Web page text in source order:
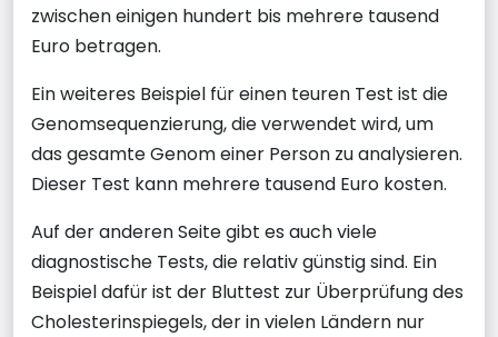
zwischen einigen hundert bis mehrere tausend
Euro betragen.
Ein weiteres Beispiel für einen teuren Test ist die
Genomsequenzierung, die verwendet wird, um
das gesamte Genom einer Person zu analysieren.
Dieser Test kann mehrere tausend Euro kosten.
Auf der anderen Seite gibt es auch viele
diagnostische Tests, die relativ günstig sind. Ein
Beispiel dafür ist der Bluttest zur Überprüfung des
Cholesterinspiegels, der in vielen Ländern nur